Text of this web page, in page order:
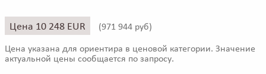
Цена 10 248 EUR (971 944 руб)
Цена указана для ориентира в ценовой категории. Значение
актуальной цены сообщается по запросу.